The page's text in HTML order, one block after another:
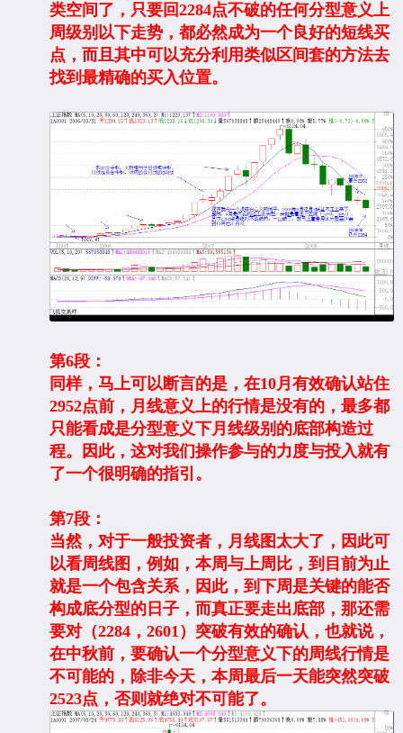
类空间了，只要回2284点不破的任何分型意义上
周级别以下走势，都必然成为一个良好的短线买
点，而且其中可以充分利用类似区间套的方法去
找到最精确的买入位置。
第6段：
同样，马上可以断言的是，在10月有效确认站住
2952点前，月线意义上的行情是没有的，最多都
只能看成是分型意义下月线级别的底部构造过
程。因此，这对我们操作参与的力度与投入就有
了一个很明确的指引。
第7段：
当然，对于一般投资者，月线图太大了，因此可
以看周线图，例如，本周与上周比，到目前为止
就是一个包含关系，因此，到下周是关键的能否
构成底分型的日子，而真正要走出底部，那还需
要对（2284，2601）突破有效的确认，也就说，
在中秋前，要确认一个分型意义下的周线行情是
不可能的，除非今天，本周最后一天能突然突破
2523点，否则就绝对不可能了。